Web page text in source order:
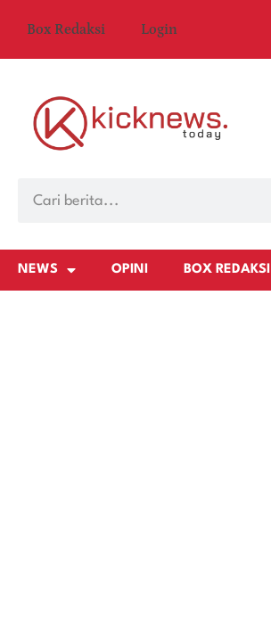
Box Redaksi Login
NEWS OPINI BOX REDAKSI